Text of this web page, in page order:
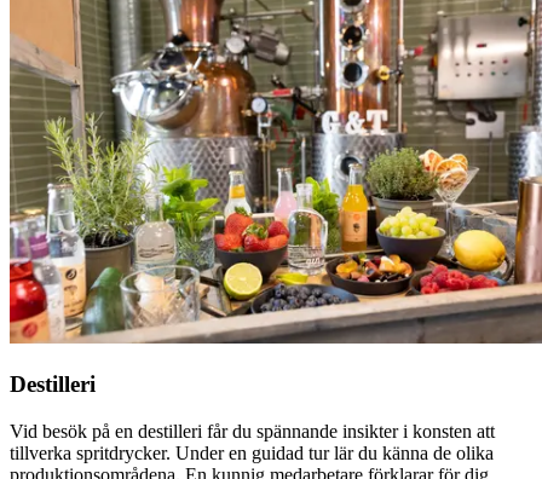
Destilleri
Vid besök på en destilleri får du spännande insikter i konsten att
tillverka spritdrycker. Under en guidad tur lär du känna de olika
produktionsområdena. En kunnig medarbetare förklarar för dig